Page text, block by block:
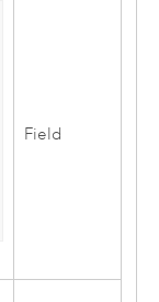
Field